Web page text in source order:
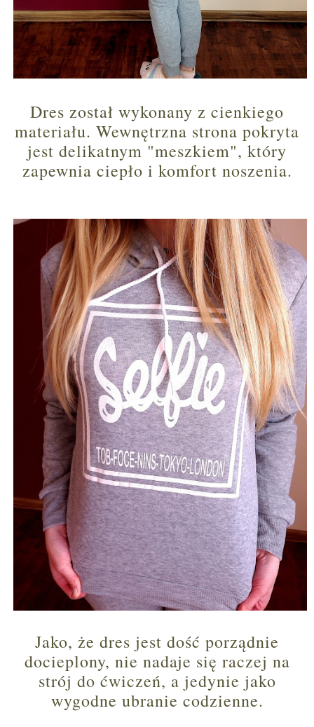
Dres został wykonany z cienkiego
materiału. Wewnętrzna strona pokryta
jest delikatnym "meszkiem", który
zapewnia ciepło i komfort noszenia.
Jako, że dres jest dość porządnie
docieplony, nie nadaje się raczej na
strój do ćwiczeń, a jedynie jako
wygodne ubranie codzienne.